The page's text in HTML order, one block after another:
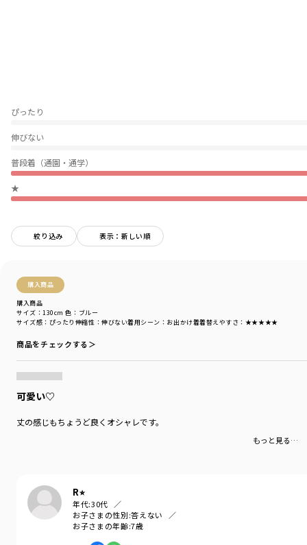
ぴったり
伸びない
普段着（通園・通学）
★
絞り込み 表示：新しい順
購入商品
購入商品
サイズ感 ：ぴったり 伸縮性 ：伸びない着用シーン ：お出かけ着着替えやすさ ：★★★★★
サイズ：130cm 色：ブルー
商品をチェックする＞
可愛い♡
丈の感じもちょうど良くオシャレです。
もっと見る…
R⭐︎
年代:30代
お子さまの性別:答えない
お子さまの年齢:7歳
伸縮性：ややあり
着用イメージ/カラー：ブルー
モデル：身長113.0cm 体重17.3kg
シーズン
／アウトレット
カテゴリ
／ボトムス> ロングパンツ
商品番号